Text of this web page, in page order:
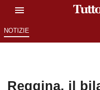
NOTIZIE
Reggina, il